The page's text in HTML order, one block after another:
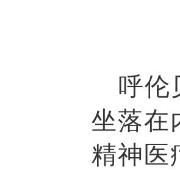
呼伦
坐落在
精神医